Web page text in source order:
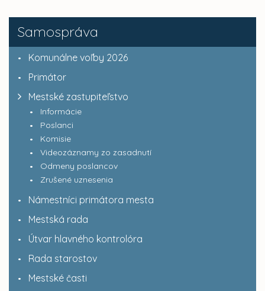
Samospráva
Komunálne voľby 2026
Primátor
Mestské zastupiteľstvo
Informácie
Poslanci
Komisie
Videozáznamy zo zasadnutí
Odmeny poslancov
Zrušené uznesenia
Námestníci primátora mesta
Mestská rada
Útvar hlavného kontrolóra
Rada starostov
Mestské časti